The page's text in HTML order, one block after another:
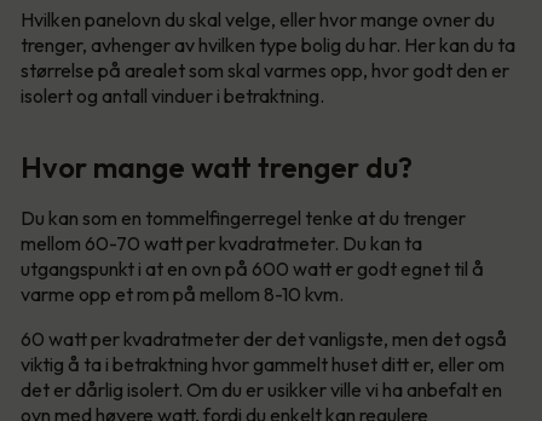
Hvilken panelovn du skal velge, eller hvor mange ovner du
trenger, avhenger av hvilken type bolig du har. Her kan du ta
størrelse på arealet som skal varmes opp, hvor godt den er
isolert og antall vinduer i betraktning.
Hvor mange watt trenger du?
Du kan som en tommelfingerregel tenke at du trenger
mellom 60-70 watt per kvadratmeter. Du kan ta
utgangspunkt i at en ovn på 600 watt er godt egnet til å
varme opp et rom på mellom 8-10 kvm.
60 watt per kvadratmeter der det vanligste, men det også
viktig å ta i betraktning hvor gammelt huset ditt er, eller om
det er dårlig isolert. Om du er usikker ville vi ha anbefalt en
ovn med høyere watt, fordi du enkelt kan regulere